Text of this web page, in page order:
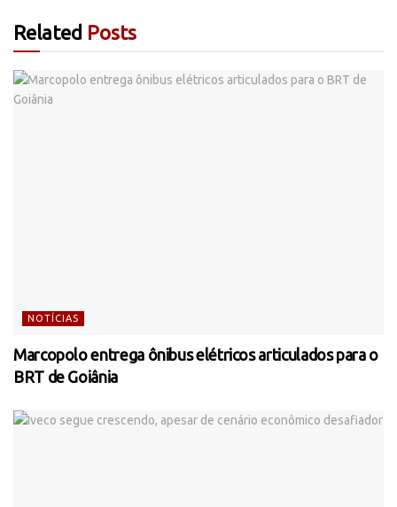
Related Posts
NOTÍCIAS
Marcopolo entrega ônibus elétricos articulados para o
BRT de Goiânia